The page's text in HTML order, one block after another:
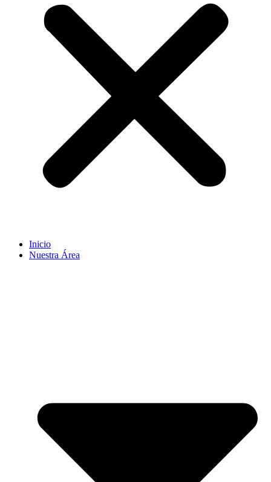
Inicio
Nuestra Área